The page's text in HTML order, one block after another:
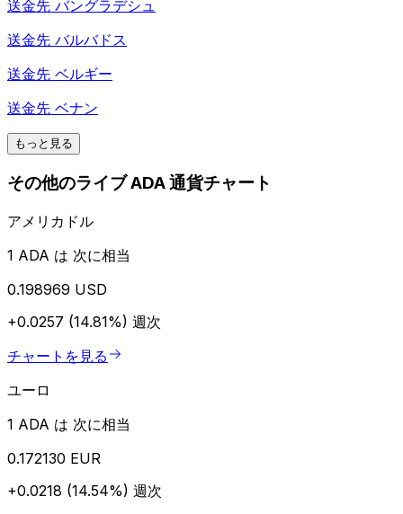
送金先 バングラデシュ
送金先 バルバドス
送金先 ベルギー
送金先 ベナン
もっと見る
その他のライブ ADA 通貨チャート
アメリカドル
1 ADA は 次に相当
0.198969 USD
+0.0257 (14.81%) 週次
チャートを見る
ユーロ
1 ADA は 次に相当
0.172130 EUR
+0.0218 (14.54%) 週次